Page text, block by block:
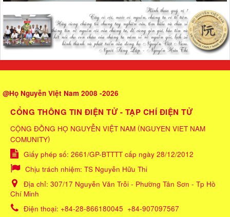
@Họ Nguyễn Việt Nam 2008 -2026
CỔNG THÔNG TIN ĐIỆN TỬ - TẠP CHÍ ĐIỆN TỬ
CỘNG ĐỒNG HỌ NGUYỄN VIỆT NAM (NGUYEN VIET NAM
COMUNITY)
Giấy phép số: 2661/GP-BTTTT cấp ngày 28/12/2012
Chịu trách nhiệm: TS Nguyễn Hữu Thi
Địa chỉ: 307/17 Nguyễn Văn Trỗi - Phường Tân Sơn - Tp Hồ
Chí Minh
Điện thoại: +84-28-866180045 +84-907097567